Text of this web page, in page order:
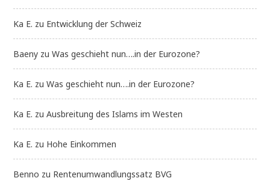
Ka E. zu Entwicklung der Schweiz
Baeny zuWas geschieht nun….in der Eurozone?
Ka E. zuWas geschieht nun….in der Eurozone?
Ka E. zuAusbreitung des Islams im Westen
Ka E. zu Hohe Einkommen
Benno zu Rentenumwandlungssatz BVG